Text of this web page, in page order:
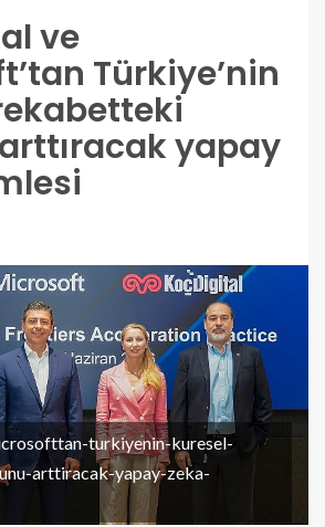
ve
Türkiye’nin
yapay
turkiyenin-kuresel-
arttiracak-yapay-zeka-